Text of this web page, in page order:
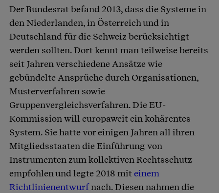
Der Bundesrat befand 2013, dass die Systeme in
den Niederlanden, in Österreich und in
Deutschland für die Schweiz berücksichtigt
werden sollten. Dort kennt man teilweise bereits
seit Jahren verschiedene Ansätze wie
gebündelte Ansprüche durch Organisationen,
Musterverfahren sowie
Gruppenvergleichsverfahren. Die EU-
Kommission will europaweit ein kohärentes
System. Sie hatte vor einigen Jahren all ihren
Mitgliedsstaaten die Einführung von
Instrumenten zum kollektiven Rechtsschutz
empfohlen und legte 2018 miteinem
Richtlinienentwurfnach. Diesen nahmen die